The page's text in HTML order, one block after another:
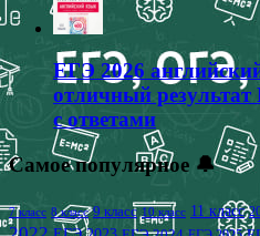
ЕГЭ 2026
отличный
с ответами
Самое популярное 🔔
7 класс 8 класс 9 класс 10 класс 11 класс